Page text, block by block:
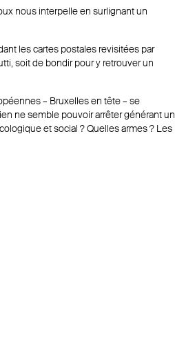
nous interpelle en surlignant un
les cartes postales revisitées par
soit de bondir pour y retrouver un
– Bruxelles en tête – se
ne semble pouvoir arrêter générant un
et social ? Quelles armes ? Les